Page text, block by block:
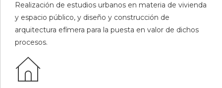
Realización de estudios urbanos en materia de vivienda
y espacio público, y diseño y construcción de
arquitectura efímera para la puesta en valor de dichos
procesos.